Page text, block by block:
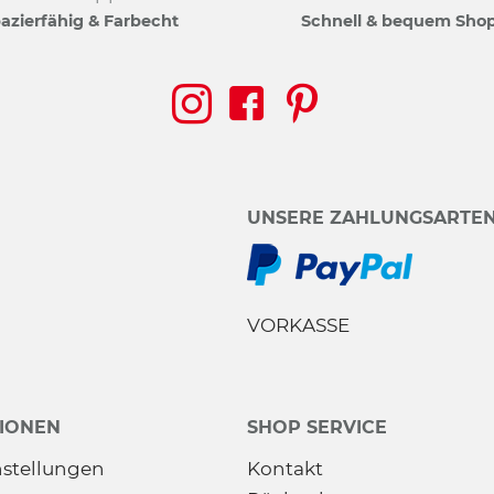
& Farbecht Schnell & bequem
UNSERE
VORKASSE
SHOP SERVICE
Kontakt